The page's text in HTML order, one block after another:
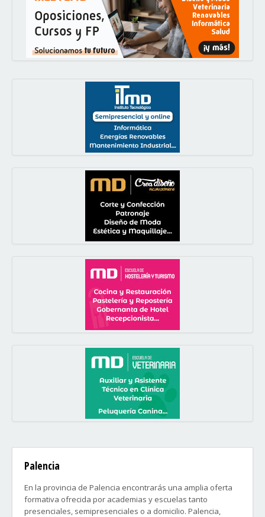
Palencia
En la provincia de Palencia encontrarás una amplia oferta
formativa ofrecida por academias y escuelas tanto
presenciales, semipresenciales o a domicilio. Palencia,